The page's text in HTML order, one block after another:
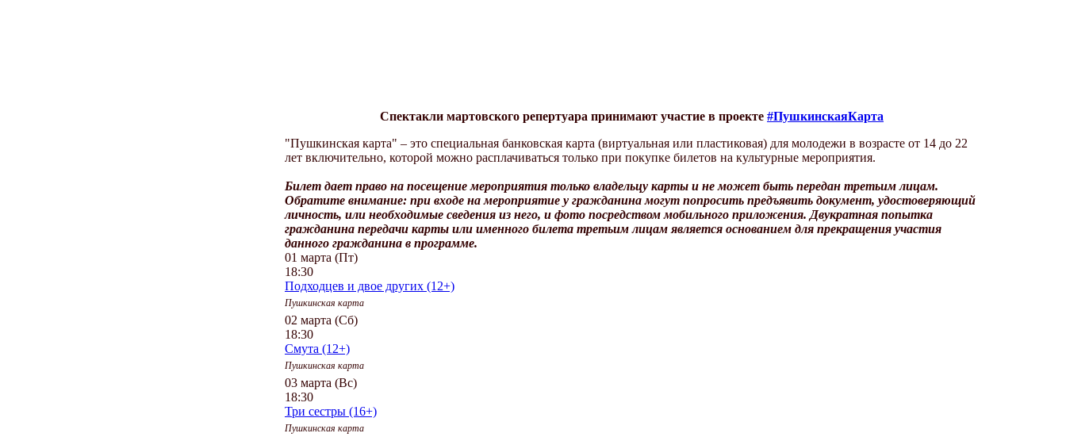
Спектакли мартовского репертуара принимают участие в проекте #ПушкинскаяКарта
"Пушкинская карта" – это специальная банковская карта (виртуальная или пластиковая) для молодежи в возрасте от 14 до 22
лет включительно, которой можно расплачиваться только при покупке билетов на культурные мероприятия.
Билет дает право на посещение мероприятия только владельцу карты и не может быть передан третьим лицам.
Обратите внимание: при входе на мероприятие у гражданина могут попросить предъявить документ, удостоверяющий
личность, или необходимые сведения из него, и фото посредством мобильного приложения. Двукратная попытка
гражданина передачи карты или именного билета третьим лицам является основанием для прекращения участия
данного гражданина в программе.
01 марта (Пт)
18:30
Подходцев и двое других (12+)
Пушкинская карта
02 марта (Сб)
18:30
Смута (12+)
Пушкинская карта
03 марта (Вс)
18:30
Три сестры (16+)
Пушкинская карта